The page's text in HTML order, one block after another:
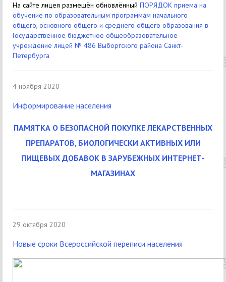
На сайте лицея размещён обновлённый ПОРЯДОК приема на
обучение по образовательным программам начального
общего, основного общего и среднего общего образования в
Государственное бюджетное общеобразовательное
учреждение лицей № 486 Выборгского района Санкт-
Петербурга
4 ноября 2020
Информирование населения
ПАМЯТКА О БЕЗОПАСНОЙ ПОКУПКЕ ЛЕКАРСТВЕННЫХ
ПРЕПАРАТОВ, БИОЛОГИЧЕСКИ АКТИВНЫХ ИЛИ
ПИЩЕВЫХ ДОБАВОК В ЗАРУБЕЖНЫХ ИНТЕРНЕТ-
МАГАЗИНАХ
29 октября 2020
Новые сроки Всероссийской переписи населения